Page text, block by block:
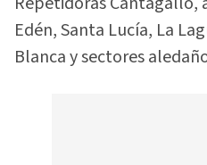
Edén, Santa Lucía, La
Blanca y sectores